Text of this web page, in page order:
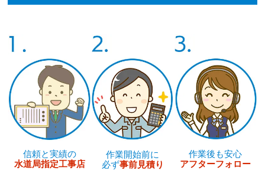
信頼と実績の
水道局指定工事店
作業開始前に
必ず事前見積り
作業後も安心
アフターフォロー